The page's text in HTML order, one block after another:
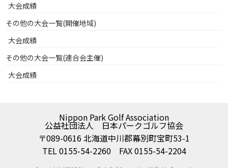
大会成績
その他の大会一覧(開催地域)
大会成績
その他の大会一覧(連合会主催)
大会成績
Nippon Park Golf Association
公益社団法人 日本パークゴルフ協会
〒089-0616 北海道中川郡幕別町宝町53-1
TEL 0155-54-2260 FAX 0155-54-2204